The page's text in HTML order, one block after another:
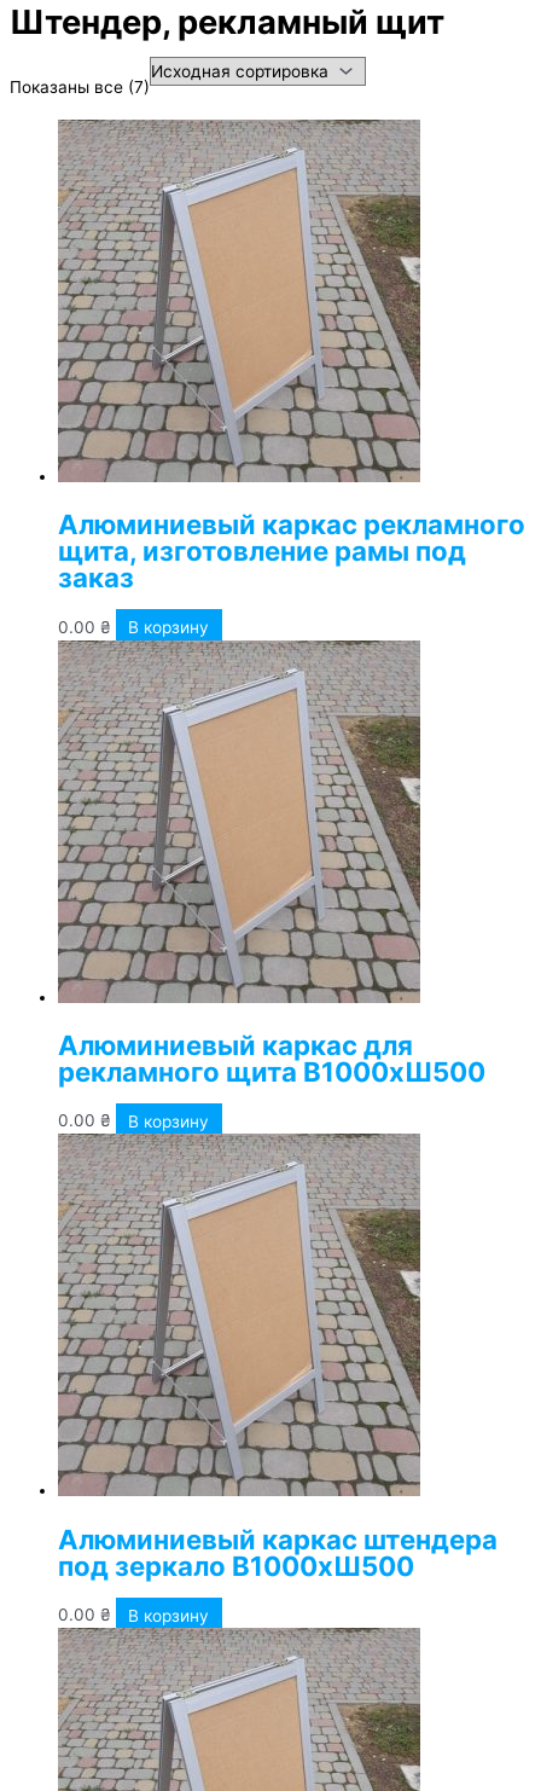
Штендер, рекламный щит
Показаны все (7)
Алюминиевый каркас рекламного
щита, изготовление рамы под
заказ
0.00 ₴ В корзину
Алюминиевый каркас для
рекламного щита В1000хШ500
0.00 ₴ В корзину
Алюминиевый каркас штендера
под зеркало В1000хШ500
0.00 ₴ В корзину